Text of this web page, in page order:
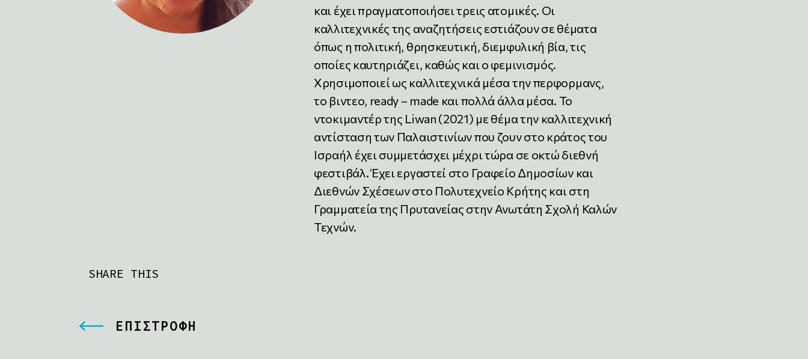
και έχει πραγματοποιήσει τρεις ατομικές. Οι
καλλιτεχνικές της αναζητήσεις εστιάζουν σε θέματα
όπως η πολιτική, θρησκευτική, διεμφυλική βία, τις
οποίες καυτηριάζει, καθώς και ο φεμινισμός.
Χρησιμοποιεί ως καλλιτεχνικά μέσα την περφορμανς,
το βιντεο, ready – made και πολλά άλλα μέσα. Το
ντοκιμαντέρ της Liwan (2021) με θέμα την καλλιτεχνική
αντίσταση των Παλαιστινίων που ζουν στο κράτος του
Ισραήλ έχει συμμετάσχει μέχρι τώρα σε οκτώ διεθνή
φεστιβάλ. Έχει εργαστεί στο Γραφείο Δημοσίων και
Διεθνών Σχέσεων στο Πολυτεχνείο Κρήτης και στη
Γραμματεία της Πρυτανείας στην Ανωτάτη Σχολή Καλών
Τεχνών.
SHARE THIS
ΕΠΙΣΤΡΟΦΗ